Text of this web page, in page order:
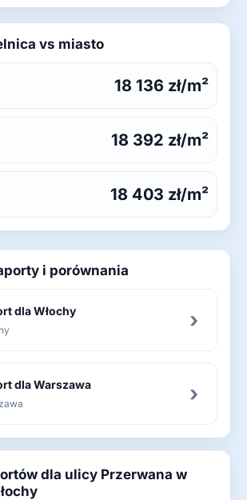
vs miasto
18 136 zł/m²
18 392 zł/m²
18 403 zł/m²
i porównania
dla Włochy ›
dla Warszawa ›
dla ulicy Przerwana w